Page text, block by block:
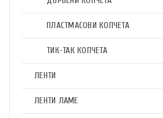
ПЛАСТМАСОВИ КОПЧЕТА
ТИК-ТАК КОПЧЕТА
ЛЕНТИ
ЛЕНТИ ЛАМЕ